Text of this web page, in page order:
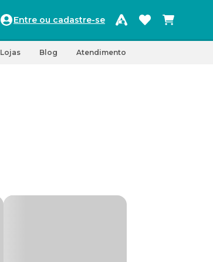
Entre ou cadastre-se
Lojas Blog Atendimento